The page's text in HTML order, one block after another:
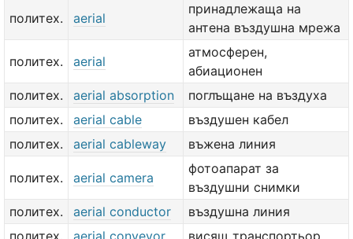
политех. aerial
принадлежаща на
антена въздушна мрежа
политех. aerial
атмосферен,
абиационен
политех.
aerial absorption
поглъщане на въздуха
политех.
aerial cable
въздушен кабел
политех.
aerial cableway въжена линия
политех. aerial camera
фотоапарат за
въздушни снимки
политех.
aerial conductor
въздушна линия
политех.
aerial conveyor
висящ транспортьор